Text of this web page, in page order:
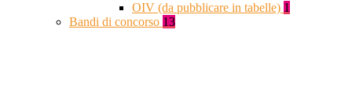
OIV (da pubblicare in tabelle) 1
Bandi di concorso 13